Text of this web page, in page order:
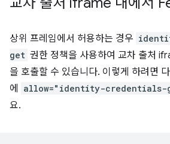
상위 프레임에서 허용하는 경우
get 권한 정책을 사용하여 교차 출처
을 호출할 수 있습니다. 이렇게 하려면
에
allow="identity-credentials-
요.